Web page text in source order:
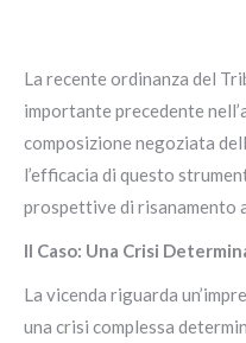
La recente ordinanza del
importante precedente
composizione negoziata
l’efficacia di questo
prospettive di risanamento
Il Caso: Una Crisi
La vicenda riguarda
una crisi complessa